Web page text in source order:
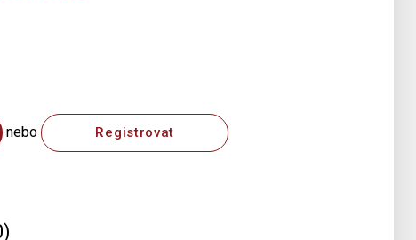
nebo Registrovat